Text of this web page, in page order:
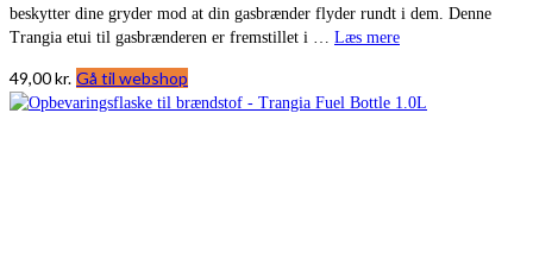
beskytter dine gryder mod at din gasbrænder flyder rundt i dem. Denne
Trangia etui til gasbrænderen er fremstillet i … Læs mere
49,00kr. Gå til webshop